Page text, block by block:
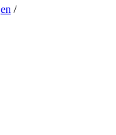
en /